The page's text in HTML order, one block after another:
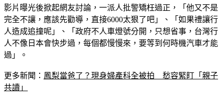
影片曝光後掀起網友討論，一派人批警矯枉過正，「他又不是
完全不讓，應該先勸導，直接6000太狠了吧」、「如果禮讓行
人造成追撞呢」、「政府不人車燈號分開，只想省事，台灣行
人不像日本會快步過，每個都慢慢來，要等到何時機汽車才能
過」。
更多新聞： 鳳梨當爸了？現身婦產科全被拍　愁容緊盯「親子
共讀」